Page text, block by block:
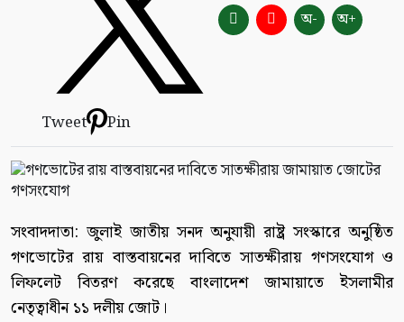
Tweet Pin
অ- অ+
সংবাদদাতা: জুলাই জাতীয় সনদ অনুযায়ী রাষ্ট্র সংস্কারে অনুষ্ঠিত
গণভোটের রায় বাস্তবায়নের দাবিতে সাতক্ষীরায় গণসংযোগ ও
লিফলেট বিতরণ করেছে বাংলাদেশ জামায়াতে ইসলামীর
নেতৃত্বাধীন ১১ দলীয় জোট।